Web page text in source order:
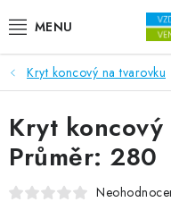
VENTILÁTORY
VZDUCHOTECHNIKA
REKUPERACE
Kryt koncový na tvarovku
Kryt
Průměr: 280